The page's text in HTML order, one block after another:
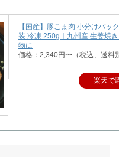
【国産】豚こま肉 小分けパッ
装 冷凍 250g｜九州産 生姜焼
物に
価格：2,340円〜（税込、送料
楽天で